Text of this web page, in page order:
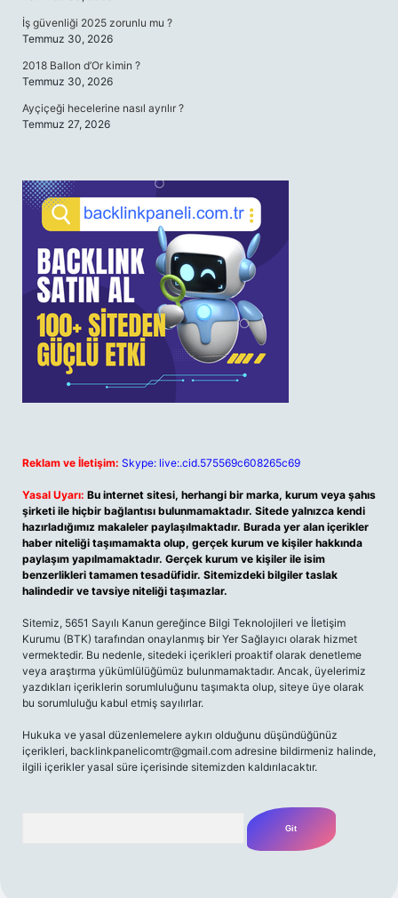
İş güvenliği 2025 zorunlu mu ?
Temmuz 30, 2026
2018 Ballon d’Or kimin ?
Temmuz 30, 2026
Ayçiçeği hecelerine nasıl ayrılır ?
Temmuz 27, 2026
Reklam ve İletişim: Skype: live:.cid.575569c608265c69
Yasal Uyarı: Bu internet sitesi, herhangi bir marka, kurum veya şahıs
şirketi ile hiçbir bağlantısı bulunmamaktadır. Sitede yalnızca kendi
hazırladığımız makaleler paylaşılmaktadır. Burada yer alan içerikler
haber niteliği taşımamakta olup, gerçek kurum ve kişiler hakkında
paylaşım yapılmamaktadır. Gerçek kurum ve kişiler ile isim
benzerlikleri tamamen tesadüfidir. Sitemizdeki bilgiler taslak
halindedir ve tavsiye niteliği taşımazlar.
Sitemiz, 5651 Sayılı Kanun gereğince Bilgi Teknolojileri ve İletişim
Kurumu (BTK) tarafından onaylanmış bir Yer Sağlayıcı olarak hizmet
vermektedir. Bu nedenle, sitedeki içerikleri proaktif olarak denetleme
veya araştırma yükümlülüğümüz bulunmamaktadır. Ancak, üyelerimiz
yazdıkları içeriklerin sorumluluğunu taşımakta olup, siteye üye olarak
bu sorumluluğu kabul etmiş sayılırlar.
Hukuka ve yasal düzenlemelere aykırı olduğunu düşündüğünüz
içerikleri, backlinkpanelicomtr@gmail.com adresine bildirmeniz halinde,
ilgili içerikler yasal süre içerisinde sitemizden kaldırılacaktır.